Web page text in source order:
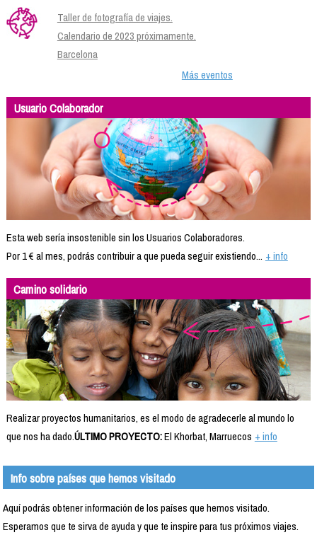
Taller de fotografía de viajes.
Calendario de 2023 próximamente.
Barcelona
Más eventos
Usuario Colaborador
Esta web sería insostenible sin los Usuarios Colaboradores.
Por 1 € al mes, podrás contribuir a que pueda seguir existiendo... + info
Camino solidario
Realizar proyectos humanitarios, es el modo de agradecerle al mundo lo
que nos ha dado.ÚLTIMO PROYECTO:El Khorbat, Marruecos + info
Info sobre países que hemos visitado
Aquí podrás obtener información de los países que hemos visitado.
Esperamos que te sirva de ayuda y que te inspire para tus próximos viajes.